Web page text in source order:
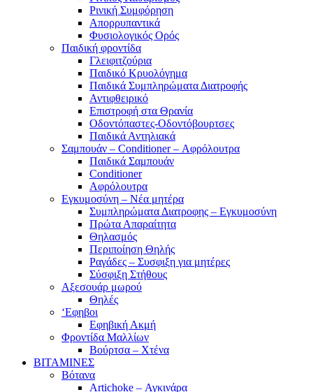
Ρινική Συμφόρηση
Απορρυπαντικά
Φυσιολογικός Ορός
Παιδική φροντίδα
Γλειφιτζούρια
Παιδικό Κρυολόγημα
Παιδικά Συμπληρώματα Διατροφής
Αντιφθειρικό
Επιστροφή στα Θρανία
Οδοντόπαστες-Οδοντόβουρτσες
Παιδικά Αντηλιακά
Σαμπουάν – Conditioner – Αφρόλουτρα
Παιδικά Σαμπουάν
Conditioner
Αφρόλουτρα
Εγκυμοσύνη – Νέα μητέρα
Συμπληρώματα Διατροφης – Εγκυμοσύνη
Πρώτα Απαραίτητα
Θηλασμός
Περιποίηση Θηλής
Ραγάδες – Συσφιξη για μητέρες
Σύσφιξη Στήθους
Αξεσουάρ μωρού
Θηλές
‘Εφηβοι
Εφηβική Ακμή
Φροντίδα Μαλλίων
Βούρτσα – Χτένα
ΒΙΤΑΜΙΝΕΣ
Βότανα
Artichoke – Αγκινάρα